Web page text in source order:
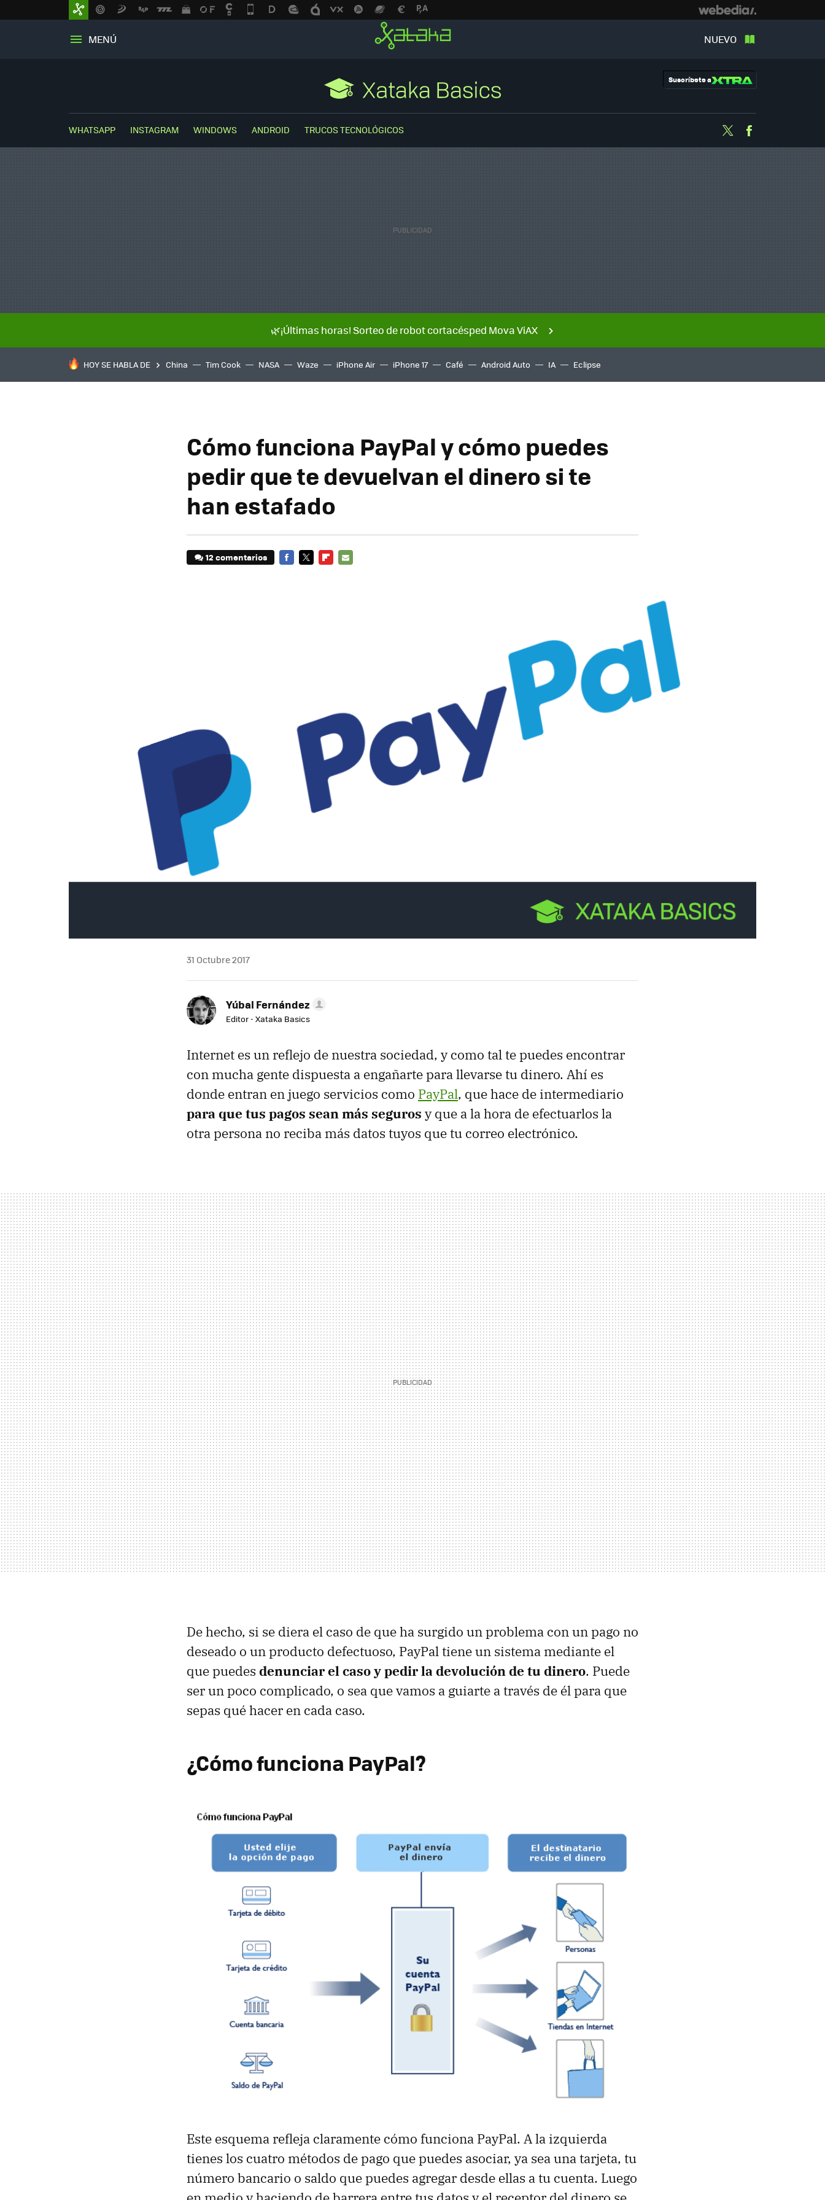
MENÚ NUEVO
Suscríbete a
WHATSAPP INSTAGRAM WINDOWS ANDROID TRUCOS TECNOLÓGICOS Twitter
🌿¡Últimas horas! Sorteo de robot cortacésped Mova ViAX
HOY SE HABLA DE China Tim Cook NASA Waze iPhone Air iPhone 17 Café Android Auto IA Eclipse
Cómo funciona PayPal y cómo puedes
pedir que te devuelvan el dinero si te
han estafado
12 comentarios
31 Octubre 2017
Yúbal Fernández
Editor - Xataka Basics
Internet es un reflejo de nuestra sociedad, y como tal te puedes encontrar
con mucha gente dispuesta a engañarte para llevarse tu dinero. Ahí es
donde entran en juego servicios como PayPal, que hace de intermediario
para que tus pagos sean más seguros y que a la hora de efectuarlos la
otra persona no reciba más datos tuyos que tu correo electrónico.
De hecho, si se diera el caso de que ha surgido un problema con un pago no
deseado o un producto defectuoso, PayPal tiene un sistema mediante el
que puedes denunciar el caso y pedir la devolución de tu dinero. Puede
ser un poco complicado, o sea que vamos a guiarte a través de él para que
sepas qué hacer en cada caso.
¿Cómo funciona PayPal?
Este esquema refleja claramente cómo funciona PayPal. A la izquierda
tienes los cuatro métodos de pago que puedes asociar, ya sea una tarjeta, tu
número bancario o saldo que puedes agregar desde ellas a tu cuenta. Luego